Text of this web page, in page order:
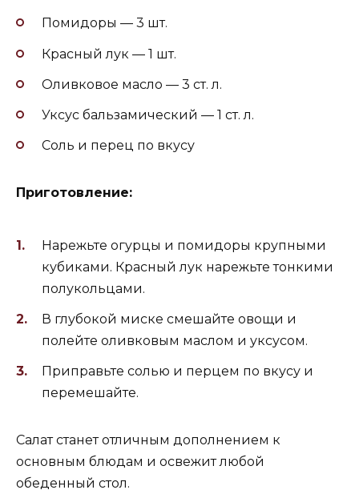
Помидоры — 3 шт.
Красный лук — 1 шт.
Оливковое масло — 3 ст. л.
Уксус бальзамический — 1 ст. л.
Соль и перец по вкусу
Приготовление:
Нарежьте огурцы и помидоры крупными
кубиками. Красный лук нарежьте тонкими
полукольцами.
В глубокой миске смешайте овощи и
полейте оливковым маслом и уксусом.
Приправьте солью и перцем по вкусу и
перемешайте.
Салат станет отличным дополнением к
основным блюдам и освежит любой
обеденный стол.